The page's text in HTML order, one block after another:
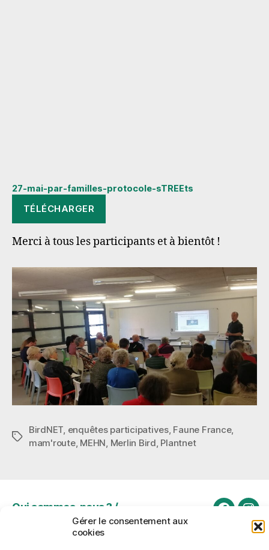
Gérer le consentement aux
cookies
27-mai-par-familles-protocole-sTREEts
TÉLÉCHARGER
Merci à tous les participants et à bientôt !
Étiquettes
BirdNET, enquêtes participatives, Faune France,
mam'route, MEHN, Merlin Bird, Plantnet
Qui sommes-nous ? /
Mentions légales
Politique de cookies